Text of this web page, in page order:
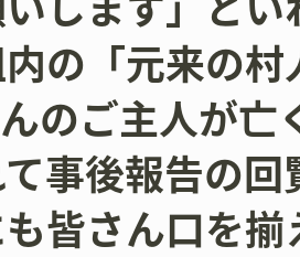
します」とい
の「元来の村
のご主人が亡
事後報告の
皆さん口を